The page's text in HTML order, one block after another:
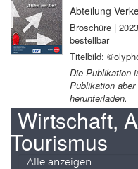
Abteilung
Broschüre |
bestellbar
Titelbild:
Die Publikation
Publikation
herunterladen.
Wirtschaft,
Tourismus
Alle anzeigen